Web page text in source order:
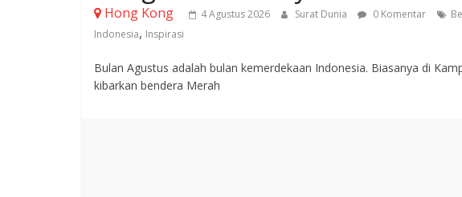
Hong Kong 4 Agustus 2026 Surat Dunia 0 Komentar
Indonesia, Inspirasi
Bulan Agustus adalah bulan kemerdekaan Indonesia. Biasanya di
kibarkan bendera Merah